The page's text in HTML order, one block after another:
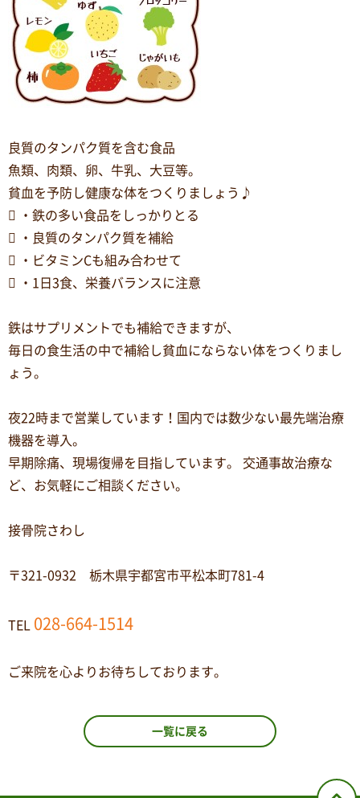
良質のタンパク質を含む食品
魚類、肉類、卵、牛乳、大豆等。
貧血を予防し健康な体をつくりましょう♪
 ・鉄の多い食品をしっかりとる
 ・良質のタンパク質を補給
 ・ビタミンCも組み合わせて
 ・1日3食、栄養バランスに注意
鉄はサプリメントでも補給できますが、
毎日の食生活の中で補給し貧血にならない体をつくりまし
ょう。
夜22時まで営業しています！国内では数少ない最先端治療
機器を導入。
早期除痛、現場復帰を目指しています。 交通事故治療な
ど、お気軽にご相談ください。
接骨院さわし
〒321-0932 栃木県宇都宮市平松本町781-4
TEL 028-664-1514
ご来院を心よりお待ちしております。
一覧に戻る